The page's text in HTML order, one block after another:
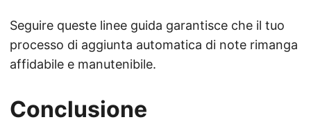
Seguire queste linee guida garantisce che il tuo
processo di aggiunta automatica di note rimanga
affidabile e manutenibile.
Conclusione